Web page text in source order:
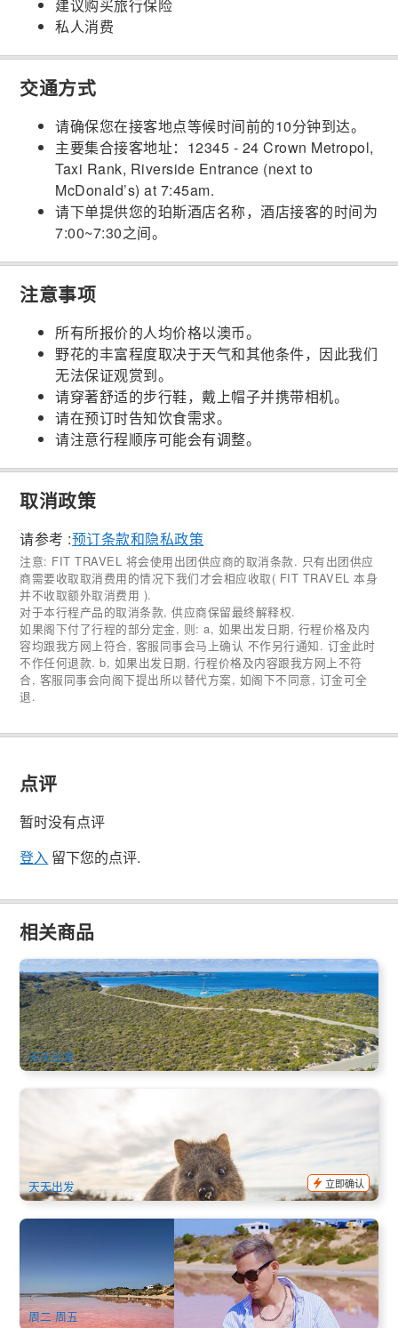
建议购买旅行保险
私人消费
交通方式
请确保您在接客地点等候时间前的10分钟到达。
主要集合接客地址：12345 - 24 Crown Metropol,
Taxi Rank, Riverside Entrance (next to
McDonald’s) at 7:45am.
请下单提供您的珀斯酒店名称，酒店接客的时间为
7:00~7:30之间。
注意事项
所有所报价的人均价格以澳币。
野花的丰富程度取决于天气和其他条件，因此我们
无法保证观赏到。
请穿著舒适的步行鞋，戴上帽子并携带相机。
请在预订时告知饮食需求。
请注意行程顺序可能会有调整。
取消政策
请参考 :预订条款和隐私政策
注意: FIT TRAVEL 将会使用出团供应商的取消条款. 只有出团供应
商需要收取取消费用的情况下我们才会相应收取( FIT TRAVEL 本身
并不收取额外取消费用 ).
对于本行程产品的取消条款, 供应商保留最终解释权.
如果阁下付了行程的部分定金, 则: a, 如果出发日期, 行程价格及内
容均跟我方网上符合, 客服同事会马上确认 不作另行通知. 订金此时
不作任何退款. b, 如果出发日期, 行程价格及内容跟我方网上不符
合, 客服同事会向阁下提出所以替代方案, 如阁下不同意, 订金可全
退.
点评
暂时没有点评
登入 留下您的点评.
相关商品
罗特尼斯特岛 | 随上随下巴士通行票和渡轮一日套票
518 已预订
AUD $118.00 $120.00
PER09331
天天出发
Fast Ferries)(自行车套票可选)
93.00 $95.00
PER09025
天天出发
立即确认
西澳心动7日全景游｜粉红湖航拍＋罗特尼斯岛＋波浪岩＋栈
1.5k 已预订
AUD $1,656.00 $1,699.00
PER09096
周二 周五